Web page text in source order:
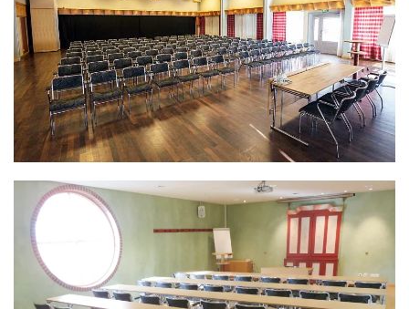
Arnljotsalen är en ljus lokal med högt i tak och
härliga trägolv. Bäst lämpad för konferenser,
middagar, danskurser, konserter, utställningar.
LÄS MER >>
I anslutning till Vinterträdgården finner du denna
ljusa och mycket trivsamma lokal. Vinterrummet är